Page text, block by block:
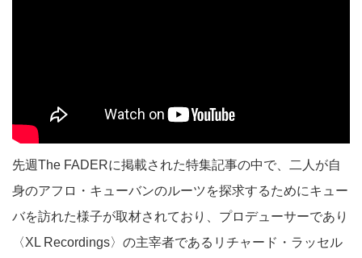
先週The FADERに掲載された特集記事の中で、二人が自
身のアフロ・キューバンのルーツを探求するためにキュー
バを訪れた様子が取材されており、プロデューサーであり
〈XL Recordings〉の主宰者であるリチャード・ラッセル